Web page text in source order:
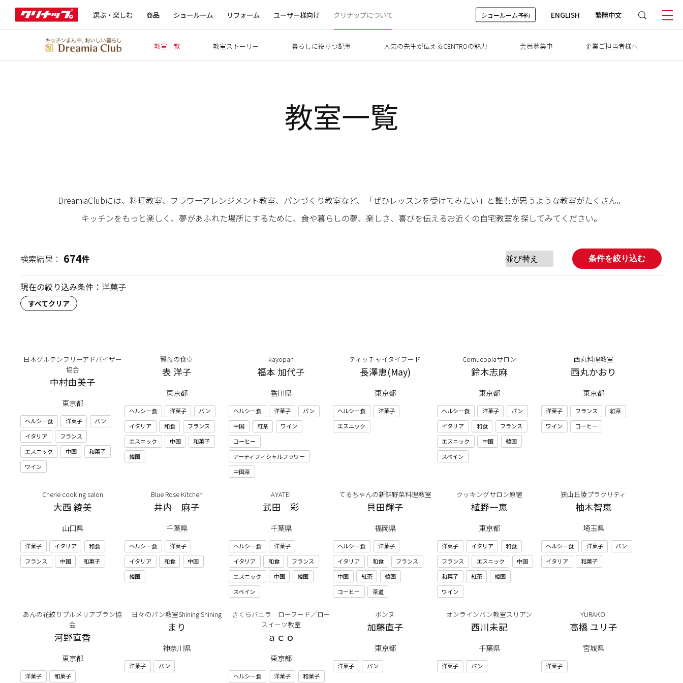
選ぶ・楽しむ 商品 ショールーム リフォーム ユーザー様向け クリナップについて ショールーム予約 ENGLISH 繁體中文
教室一覧
DreamiaClubには、料理教室、フラワーアレンジメント教室、パンづくり教室など、「ぜひレッスンを受けてみたい」と誰もが思うような教室がたくさん。
キッチンをもっと楽しく、夢があふれた場所にするために、食や暮らしの夢、楽しさ、喜びを伝えるお近くの自宅教室を探してみてください。
教室一覧 教室ストーリー 暮らしに役立つ記事 人気の先生が伝えるCENTROの魅力 会員募集中 企業ご担当者様へ
検索結果： 674件 条件を絞り込む
現在の絞り込み条件： 洋菓子
すべてクリア
日本グルテンフリーアドバイザー
協会
中村由美子
東京都
ヘルシー食 洋菓子
パン
イタリア
フランス
エスニック
中国
和菓子
ワイン
賢母の食卓
表 洋子
東京都
ヘルシー食 洋菓子
パン
イタリア
和食
フランス
エスニック
中国
和菓子
韓国
kayopan
福本 加代子
香川県
ヘルシー食 洋菓子
パン
中国
紅茶
ワイン
コーヒー
アーティフィシャルフラワー
中国茶
ティッチャイタイフード
長澤恵(May)
東京都
ヘルシー食
洋菓子
エスニック
Cornucopiaサロン
鈴木志麻
東京都
ヘルシー食 洋菓子
パン
イタリア
和食
フランス
エスニック
中国
韓国
スペイン
西丸料理教室
西丸かおり
東京都
洋菓子 フランス
紅茶
ワイン
コーヒー
Cherie cooking salon
大西 綾美
山口県
洋菓子 イタリア
和食
フランス
中国 和菓子
Blue Rose Kitchen
井内 麻子
千葉県
ヘルシー食
洋菓子
イタリア
和食
中国
韓国
AYATEI
武田 彩
千葉県
ヘルシー食
洋菓子
イタリア
和食
フランス
エスニック
中国
韓国
スペイン
てるちゃんの新鮮野菜料理教室
貝田輝子
福岡県
ヘルシー食
洋菓子
イタリア
和食
フランス
中国
紅茶
韓国
コーヒー
茶道
クッキングサロン原宿
植野一恵
東京都
洋菓子 イタリア
和食
フランス
エスニック
中国
和菓子
紅茶
韓国
ワイン
狭山丘陵プラクリティ
柚木智恵
埼玉県
ヘルシー食 洋菓子
パン
イタリア
和菓子
あんの花絞りプルメリアブラン協
会
河野直香
東京都
洋菓子 和菓子
日々のパン教室Shining Shining
まり
神奈川県
洋菓子 パン
さくらバニラ ローフード／ロー
スイーツ教室
ａｃｏ
東京都
ヘルシー食 洋菓子 和菓子
ボンヌ
加藤直子
東京都
洋菓子 パン
オンラインパン教室スリアン
西川未記
千葉県
洋菓子 パン
YURAKO.
高橋 ユリ子
宮城県
洋菓子